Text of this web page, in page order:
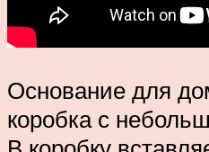
Основание для
коробка с